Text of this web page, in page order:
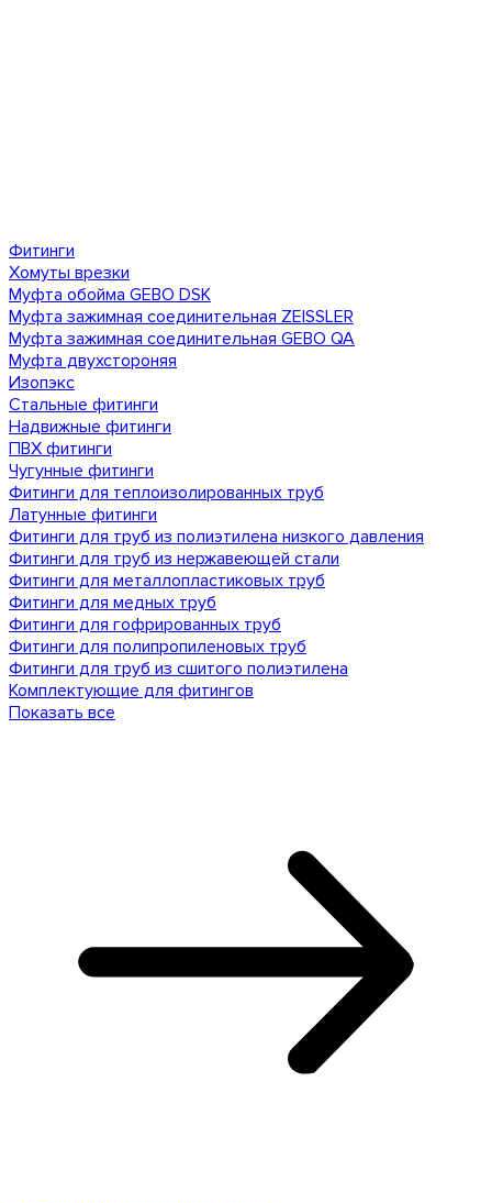
Фитинги
Хомуты врезки
Муфта обойма GEBO DSK
Муфта зажимная соединительная ZEISSLER
Муфта зажимная соединительная GEBO QA
Муфта двухстороняя
Изопэкс
Стальные фитинги
Надвижные фитинги
ПВХ фитинги
Чугунные фитинги
Фитинги для теплоизолированных труб
Латунные фитинги
Фитинги для труб из полиэтилена низкого давления
Фитинги для труб из нержавеющей стали
Фитинги для металлопластиковых труб
Фитинги для медных труб
Фитинги для гофрированных труб
Фитинги для полипропиленовых труб
Фитинги для труб из сшитого полиэтилена
Комплектующие для фитингов
Показать все